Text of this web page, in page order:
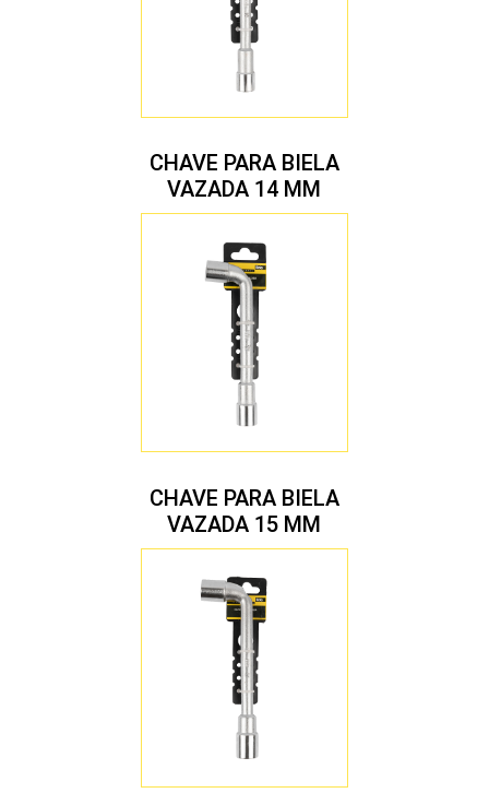
CHAVE PARA BIELA
VAZADA 14 MM
CHAVE PARA BIELA
VAZADA 15 MM